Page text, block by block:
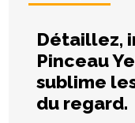
Détaillez,
Pinceau
sublime
du regard.